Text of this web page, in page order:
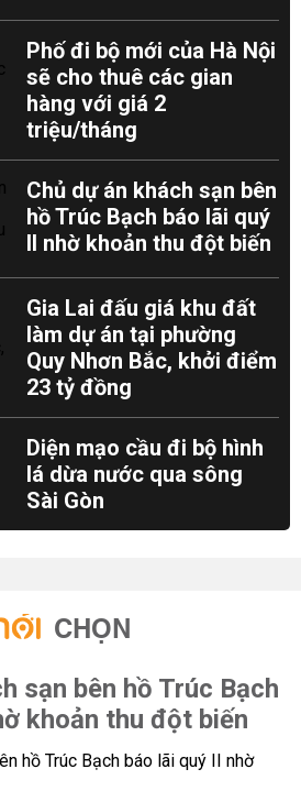
Phố đi bộ mới của Hà Nội
sẽ cho thuê các gian
hàng với giá 2
triệu/tháng
Chủ dự án khách sạn bên
hồ Trúc Bạch báo lãi quý
II nhờ khoản thu đột biến
Gia Lai đấu giá khu đất
làm dự án tại phường
Quy Nhơn Bắc, khởi điểm
23 tỷ đồng
Diện mạo cầu đi bộ hình
lá dừa nước qua sông
Sài Gòn
CHỌN
sạn bên hồ Trúc Bạch
khoản thu đột biến